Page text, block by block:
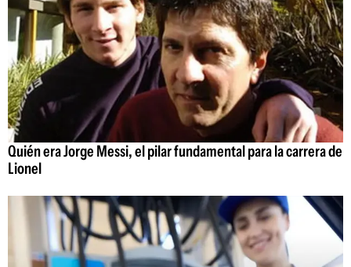
Quién era Jorge Messi, el pilar fundamental para la carrera de
Lionel